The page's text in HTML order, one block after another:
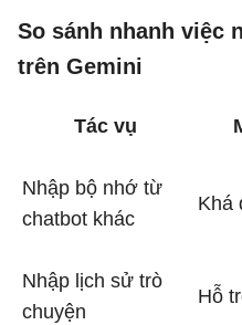
So sánh nhanh việc
trên Gemini
Tác vụ
Nhập bộ nhớ từ
chatbot khác
Khá
Nhập lịch sử trò
chuyện
Hỗ